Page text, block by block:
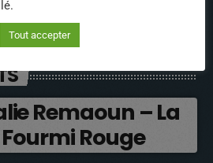
Remaoun – La
Rouge
Tout accepter